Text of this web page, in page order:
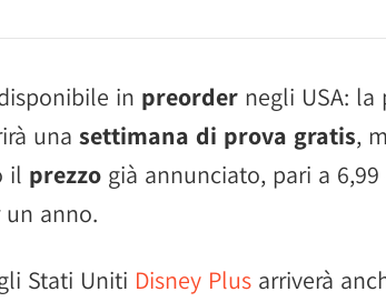
in preorder negli USA:
una settimana di prova gratis,
il prezzo già annunciato, pari a
un anno.
Stati Uniti Disney Plus arriverà